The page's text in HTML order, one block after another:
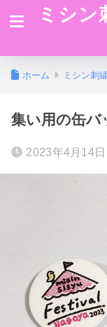
ミシン
ホーム ミシン刺
集い用の缶
2023年4月14日